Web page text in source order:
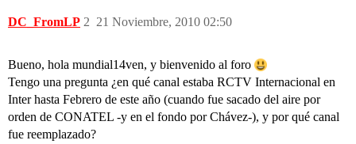
DC_FromLP 21 Noviembre, 2010 02:50
2
Bueno, hola mundial14ven, y bienvenido al foro
Tengo una pregunta ¿en qué canal estaba RCTV Internacional en
Inter hasta Febrero de este año (cuando fue sacado del aire por
orden de CONATEL -y en el fondo por Chávez-), y por qué canal
fue reemplazado?